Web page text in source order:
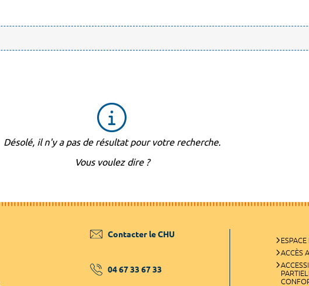
Désolé, il n'y a pas de résultat pour votre recherche.
Vous voulez dire ?
Contacter le CHU
04 67 33 67 33
ESPACE
ACCÈS